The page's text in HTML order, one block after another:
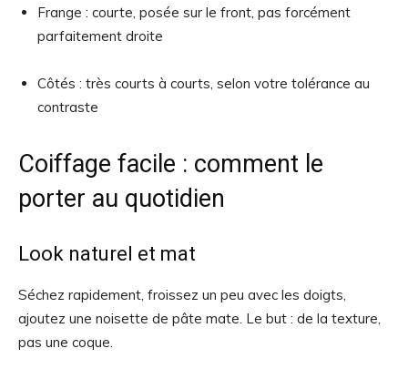
Frange : courte, posée sur le front, pas forcément
parfaitement droite
Côtés : très courts à courts, selon votre tolérance au
contraste
Coiffage facile : comment le
porter au quotidien
Look naturel et mat
Séchez rapidement, froissez un peu avec les doigts,
ajoutez une noisette de pâte mate. Le but : de la texture,
pas une coque.